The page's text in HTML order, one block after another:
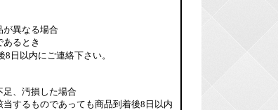
が異なる場合
るとき
日以内にご連絡下さい。
足、汚損した場合
するものであっても商品到着後8日以内